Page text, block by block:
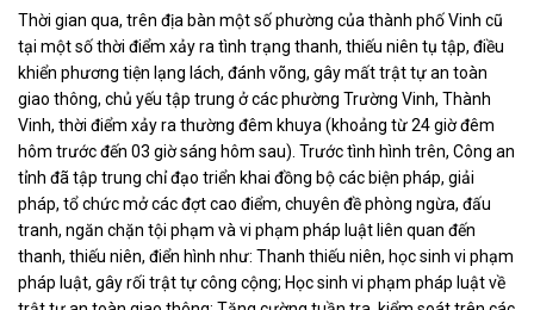
Thời gian qua, trên địa bàn một số phường của thành phố Vinh cũ
tại một số thời điểm xảy ra tình trạng thanh, thiếu niên tụ tập, điều
khiển phương tiện lạng lách, đánh võng, gây mất trật tự an toàn
giao thông, chủ yếu tập trung ở các phường Trường Vinh, Thành
Vinh, thời điểm xảy ra thường đêm khuya (khoảng từ 24 giờ đêm
hôm trước đến 03 giờ sáng hôm sau). Trước tình hình trên, Công an
tỉnh đã tập trung chỉ đạo triển khai đồng bộ các biện pháp, giải
pháp, tổ chức mở các đợt cao điểm, chuyên đề phòng ngừa, đấu
tranh, ngăn chặn tội phạm và vi phạm pháp luật liên quan đến
thanh, thiếu niên, điển hình như: Thanh thiếu niên, học sinh vi phạm
pháp luật, gây rối trật tự công cộng; Học sinh vi phạm pháp luật về